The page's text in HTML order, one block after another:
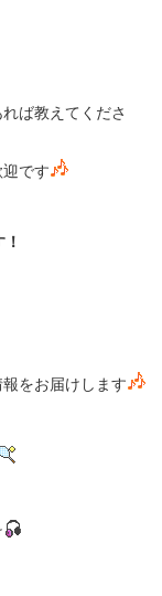
ば教えてくださ
です
をお届けします